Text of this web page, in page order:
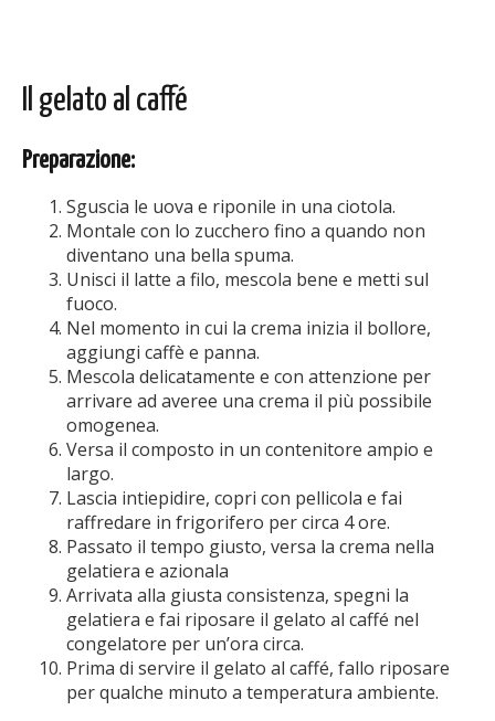
Il gelato al caffé
Preparazione:
Sguscia le uova e riponile in una ciotola.
Montale con lo zucchero fino a quando non
diventano una bella spuma.
Unisci il latte a filo, mescola bene e metti sul
fuoco.
Nel momento in cui la crema inizia il bollore,
aggiungi caffè e panna.
Mescola delicatamente e con attenzione per
arrivare ad averee una crema il più possibile
omogenea.
Versa il composto in un contenitore ampio e
largo.
Lascia intiepidire, copri con pellicola e fai
raffredare in frigorifero per circa 4 ore.
Passato il tempo giusto, versa la crema nella
gelatiera e azionala
Arrivata alla giusta consistenza, spegni la
gelatiera e fai riposare il gelato al caffé nel
congelatore per un’ora circa.
Prima di servire il gelato al caffé, fallo riposare
per qualche minuto a temperatura ambiente.